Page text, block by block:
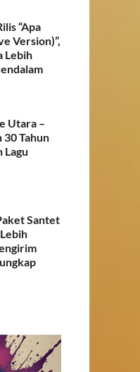
“Apa
Version)”,
Lebih
Utara –
30 Tahun
Lagu
Santet